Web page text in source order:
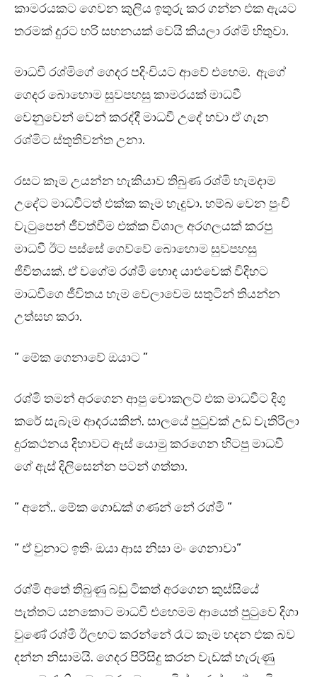
කාමරයකට ගෙවන කුලිය ඉතුරු කර ගන්න එක ඇයට
තරමක් දුරට හරි සහනයක් වෙයි කියලා රශ්මි හිතුවා.
මාධවී රශ්මිගේ ගෙදර පදිංචියට ආවේ එහෙම. ඇගේ
ගෙදර බොහොම සුවපහසු කාමරයක් මාධවී
වෙනුවෙන් වෙන් කරද්දී මාධවී උදේ හවා ඒ ගැන
රශ්මිට ස්තුතිවන්ත උනා.
රසට කෑම උයන්න හැකියාව තිබුණ රශ්මි හැමදාම
උදේට මාධවීටත් එක්ක කෑම හැදුවා. හම්බ වෙන පුංචි
වැටුපෙන් ජීවත්වීම එක්ක විශාල අරගලයක් කරපු
මාධවී ඊට පස්සේ ගෙව්වේ බොහොම සුවපහසු
ජීවිතයක්. ඒ වගේම රශ්මි හොඳ යාළුවෙක් විදිහට
මාධවීගෙ ජීවිතය හැම වෙලාවෙම සතුටින් තියන්න
උත්සහ කරා.
” මේක ගෙනාවේ ඔයාට ”
රශ්මි තමන් අරගෙන ආපු චොකලට් එක මාධවීට දිගු
කරේ සැබෑම ආදරයකින්. සාලයේ පුටුවක් උඩ වැතිරිලා
දුරකථනය දිහාවට ඇස් යොමු කරගෙන හිටපු මාධවී
ගේ ඇස් දිලිසෙන්න පටන් ගත්තා.
” අනේ.. මේක ගොඩක් ගණන් නේ රශ්මි ”
” ඒ වුනාට ඉතිං ඔයා ආස නිසා මං ගෙනාවා”
රශ්මි අතේ තිබුණු බඩු ටිකත් අරගෙන කුස්සියේ
පැත්තට යනකොට මාධවී එහෙමම ආයෙත් පුටුවෙ දිගා
වුණේ රශ්මි ඊලඟට කරන්නේ රෑට කෑම හදන එක බව
දන්න නිසාමයි. ගෙදර පිරිසිදු කරන වැඩක් හැරුණු